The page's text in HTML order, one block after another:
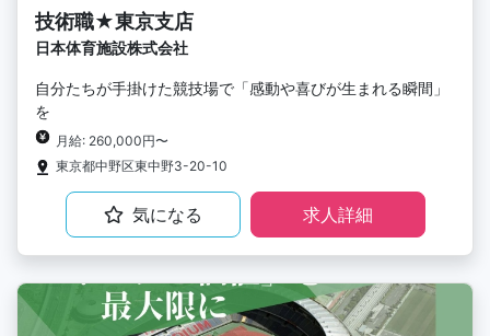
技術職★東京支店
日本体育施設株式会社
自分たちが手掛けた競技場で「感動や喜びが生まれる瞬間」
を
月給: 260,000円〜
東京都中野区東中野3-20-10
気になる 求人詳細